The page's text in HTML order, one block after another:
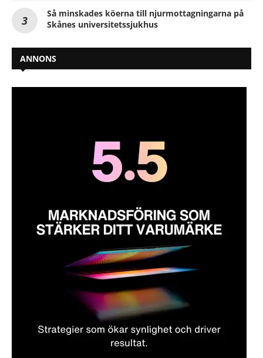
Så minskades köerna till njurmottagningarna på
Skånes universitetssjukhus
ANNONS